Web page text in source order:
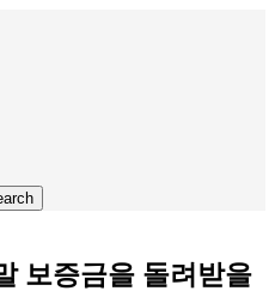
보증금을 돌려받을